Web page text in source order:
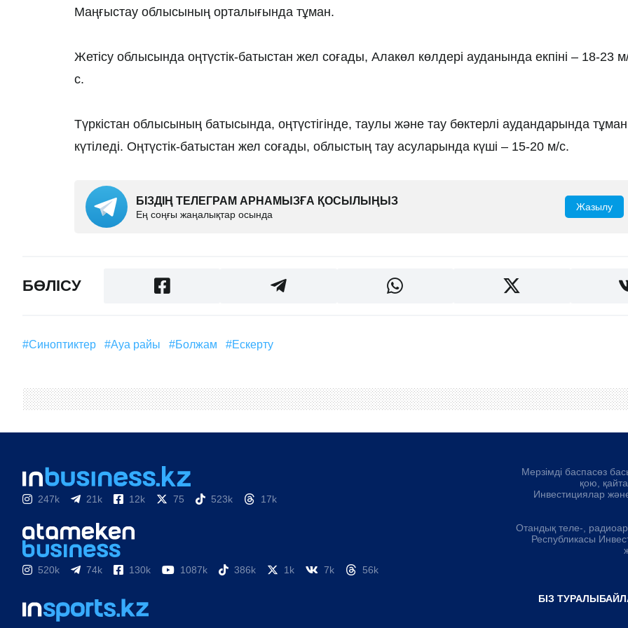
Маңғыстау облысының орталығында тұман.
Жетісу облысында оңтүстік-батыстан жел соғады, Алакөл көлдері ауданында екпіні – 18-23
с.
Түркістан облысының батысында, оңтүстігінде, таулы және тау бөктерлі аудандарында тұман
күтіледі. Оңтүстік-батыстан жел соғады, облыстың тау асуларында күші – 15-20 м/с.
БІЗДІҢ ТЕЛЕГРАМ АРНАМЫЗҒА ҚОСЫЛЫҢЫЗ
Ең соңғы жаңалықтар осында
Жазылу
БӨЛІСУ
#синоптиктер #ауа райы #болжам #ескерту
247k 21k 12k 75 523k 17k
520k 74k 130k 1087k 386k 1k 7k 56k
Мерзімді баспасөз
қою,
Инвестициялар
Отандық теле-,
Республикасы
БІЗ ТУРАЛЫ